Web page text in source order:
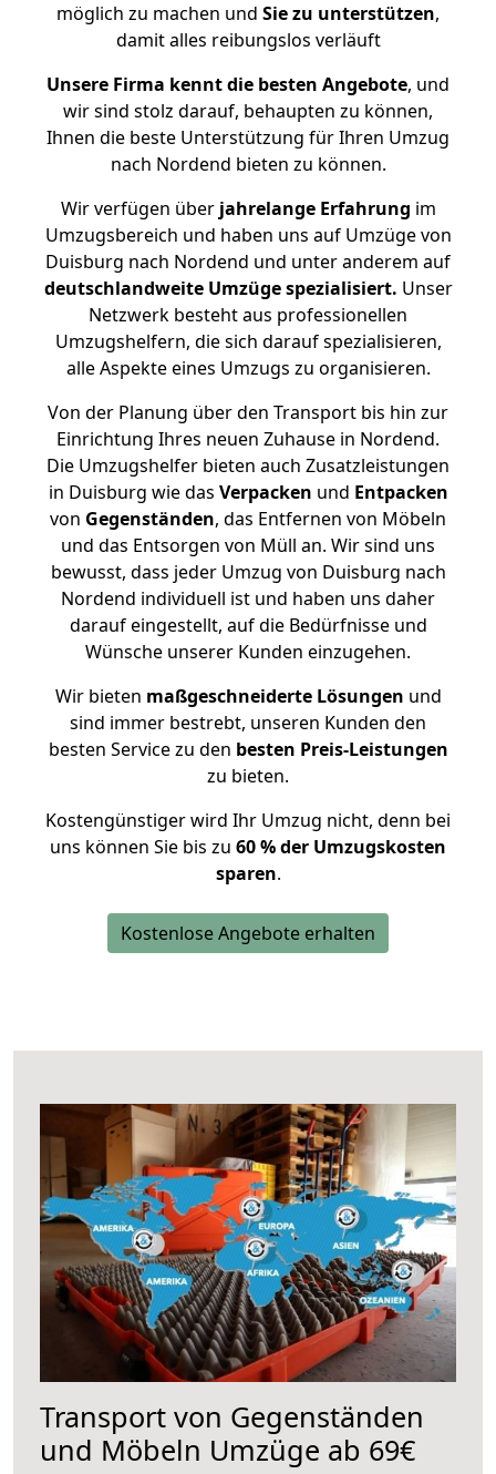
möglich zu machen und Sie zu unterstützen,
damit alles reibungslos verläuft
Unsere Firma kennt die besten Angebote, und
wir sind stolz darauf, behaupten zu können,
Ihnen die beste Unterstützung für Ihren Umzug
nach Nordend bieten zu können.
Wir verfügen überjahrelange Erfahrung im
Umzugsbereich und haben uns auf Umzüge von
Duisburg nach Nordend und unter anderem auf
deutschlandweite Umzüge spezialisiert. Unser
Netzwerk besteht aus professionellen
Umzugshelfern, die sich darauf spezialisieren,
alle Aspekte eines Umzugs zu organisieren.
Von der Planung über den Transport bis hin zur
Einrichtung Ihres neuen Zuhause in Nordend.
Die Umzugshelfer bieten auch Zusatzleistungen
in Duisburg wie das Verpacken und Entpacken
von Gegenständen, das Entfernen von Möbeln
und das Entsorgen von Müll an. Wir sind uns
bewusst, dass jeder Umzug von Duisburg nach
Nordend individuell ist und haben uns daher
darauf eingestellt, auf die Bedürfnisse und
Wünsche unserer Kunden einzugehen.
Wir bieten maßgeschneiderte Lösungen und
sind immer bestrebt, unseren Kunden den
besten Service zu den besten Preis-Leistungen
zu bieten.
Kostengünstiger wird Ihr Umzug nicht, denn bei
uns können Sie bis zu 60 % der Umzugskosten
sparen.
Kostenlose Angebote erhalten
Transport von Gegenständen
und Möbeln Umzüge ab 69€